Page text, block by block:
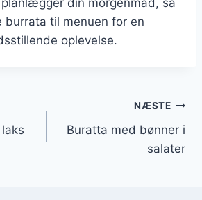
burrata til menuen for en
oplevelse.
NÆSTE
Buratta med bønner i
salater